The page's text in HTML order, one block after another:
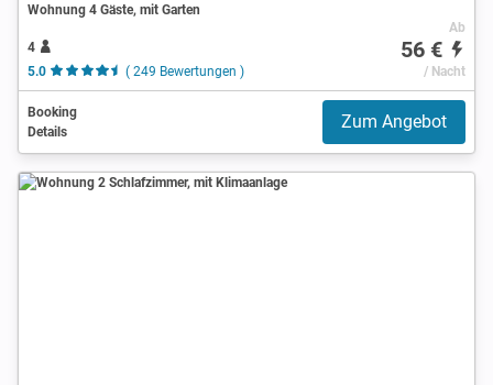
Wohnung 4 Gäste, mit Garten
4
5.0
( 249 Bewertungen )
Ab
56 €
/ Nacht
Booking
Details
Zum Angebot